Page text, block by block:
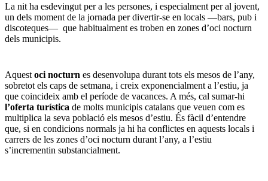
La nit ha esdevingut per a les persones, i especialment per al jovent,
un dels moment de la jornada per divertir-se en locals —bars, pub i
discoteques— que habitualment es troben en zones d’oci nocturn
dels municipis.
Aquest oci nocturn es desenvolupa durant tots els mesos de l’any,
sobretot els caps de setmana, i creix exponencialment a l’estiu, ja
que coincideix amb el període de vacances. A més, cal sumar-hi
l’oferta turística de molts municipis catalans que veuen com es
multiplica la seva població els mesos d’estiu. És fàcil d’entendre
que, si en condicions normals ja hi ha conflictes en aquests locals i
carrers de les zones d’oci nocturn durant l’any, a l’estiu
s’incrementin substancialment.